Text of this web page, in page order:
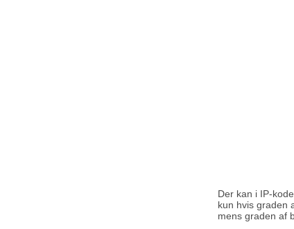
Der kan i IP-
kun hvis graden
mens graden af